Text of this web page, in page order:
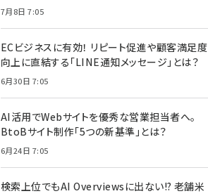
7月8日 7:05
ECビジネスに有効！ リピート促進や顧客満足度
向上に直結する「LINE通知メッセージ」とは？
6月30日 7:05
AI活用でWebサイトを優秀な営業担当者へ。
BtoBサイト制作「5つの新基準」とは？
6月24日 7:05
検索上位でもAI Overviewsに出ない!? 老舗米